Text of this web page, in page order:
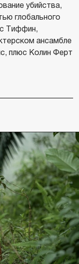
убийства,
глобального
Тиффин,
ансамбле
плюс Колин Ферт